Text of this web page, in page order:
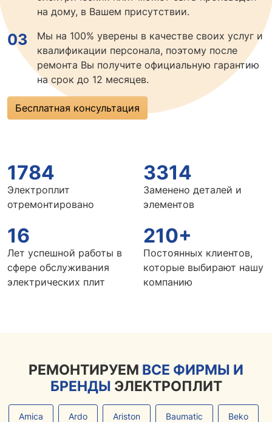
на дому, в Вашем присутствии.
03
Мы на 100% уверены в качестве своих услуг и
квалификации персонала, поэтому после
ремонта Вы получите официальную гарантию
на срок до 12 месяцев.
Бесплатная консультация
1784
Электроплит
отремонтировано
3314
Заменено деталей и
элементов
16
Лет успешной работы в
сфере обслуживания
электрических плит
210+
Постоянных клиентов,
которые выбирают нашу
компанию
РЕМОНТИРУЕМ ВСЕ ФИРМЫ И
БРЕНДЫ ЭЛЕКТРОПЛИТ
Amica Ardo Ariston Baumatic Beko